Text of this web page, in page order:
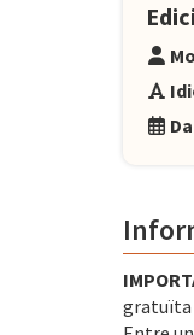
gratuïta